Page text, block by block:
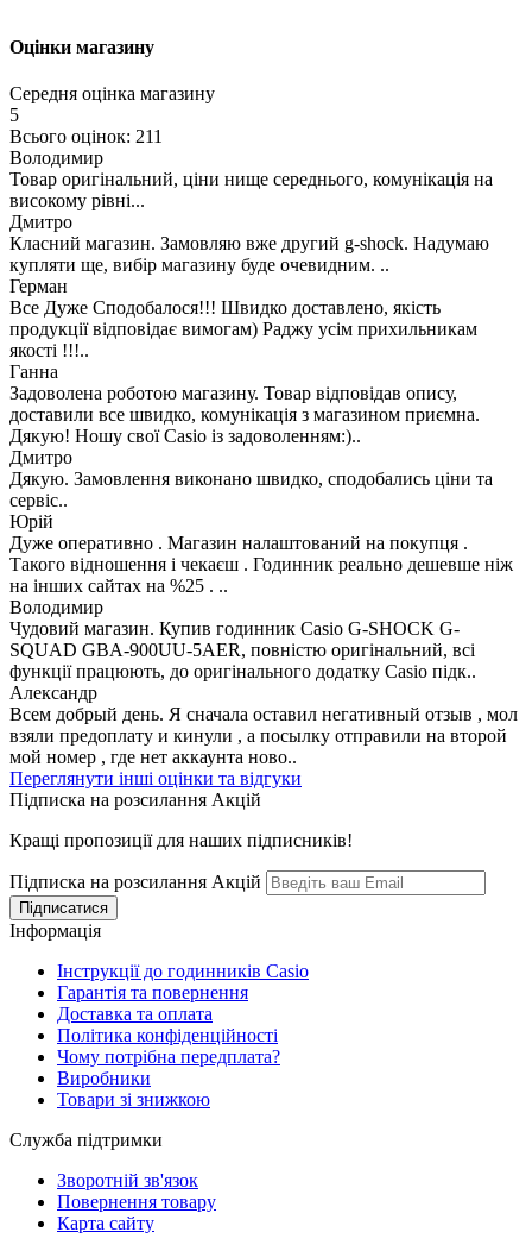
Оцінки магазину
Середня оцінка магазину
5
Всього оцінок: 211
Володимир
Товар оригінальний, ціни нище середнього, комунікація на
високому рівні...
Дмитро
Класний магазин. Замовляю вже другий g-shock. Надумаю
купляти ще, вибір магазину буде очевидним. ..
Герман
Все Дуже Сподобалося!!! Швидко доставлено, якість
продукції відповідає вимогам) Раджу усім прихильникам
якості !!!..
Ганна
Задоволена роботою магазину. Товар відповідав опису,
доставили все швидко, комунікація з магазином приємна.
Дякую! Ношу свої Casio із задоволенням:)..
Дмитро
Дякую. Замовлення виконано швидко, сподобались ціни та
сервіс..
Юрій
Дуже оперативно . Магазин налаштований на покупця .
Такого відношення і чекаєш . Годинник реально дешевше ніж
на інших сайтах на %25 . ..
Володимир
Чудовий магазин. Купив годинник Casio G-SHOCK G-
SQUAD GBA-900UU-5AER, повністю оригінальний, всі
функції працюють, до оригінального додатку Casio підк..
Александр
Всем добрый день. Я сначала оставил негативный отзыв , мол
взяли предоплату и кинули , а посылку отправили на второй
мой номер , где нет аккаунта ново..
Переглянути інші оцінки та відгуки
Підписка на розсилання Акцій
Кращі пропозиції для наших підписників!
Підписка на розсилання Акцій
Інформація
Інструкції до годинників Casio
Гарантія та повернення
Доставка та оплата
Політика конфіденційності
Чому потрібна передплата?
Виробники
Товари зі знижкою
Служба підтримки
Зворотній зв'язок
Повернення товару
Карта сайту